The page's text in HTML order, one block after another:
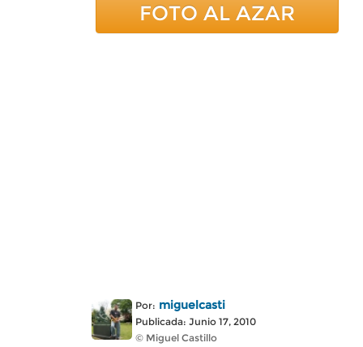
FOTO AL AZAR
Por: miguelcasti
Publicada: Junio 17, 2010
© Miguel Castillo